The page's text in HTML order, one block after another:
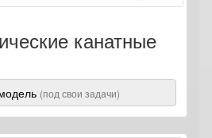
канатные
(под свои задачи)